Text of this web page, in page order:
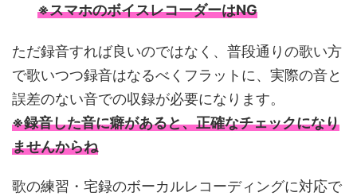
※スマホのボイスレコーダーはNG
ただ録音すれば良いのではなく、普段通りの歌い方
で歌いつつ録音はなるべくフラットに、実際の音と
誤差のない音での収録が必要になります。
※録音した音に癖があると、正確なチェックになり
ませんからね
歌の練習・宅録のボーカルレコーディングに対応で